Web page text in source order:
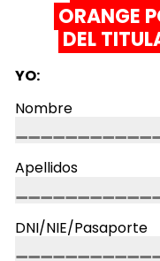
ORANGE
DEL
YO:
Nombre
Apellidos
DNI/NIE/Pasaporte